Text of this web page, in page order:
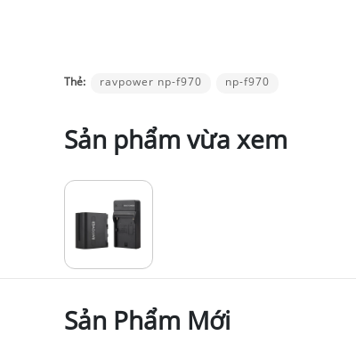
Thẻ: ravpower np-f970 np-f970
Sản phẩm vừa xem
Sản Phẩm Mới